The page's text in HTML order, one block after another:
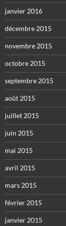
janvier 2016
décembre 2015
novembre 2015
octobre 2015
septembre 2015
août 2015
juillet 2015
juin 2015
mai 2015
avril 2015
mars 2015
février 2015
janvier 2015